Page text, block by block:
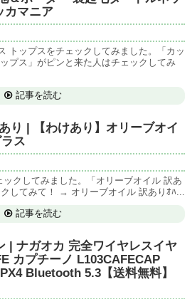
カマニア
トップスをチェックしてみました。「カッ
プス」がピンと来た人はチェックしてみ
記事を読む
り | 【わけあり】オリーブオイ
ス
クしてみました。「オリーブオイル 訳あ
してみて！ → オリーブオイル 訳ありｵﾊ...
記事を読む
| ナガオカ 完全ワイヤレスイヤ
カプチーノ L103CAFECAP
Bluetooth 5.3【送料無料】